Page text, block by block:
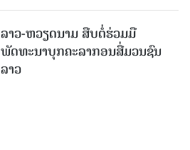
ພັດທະນາບຸກຄະລາກອນສື່ມວນຊົນ
ລາວ